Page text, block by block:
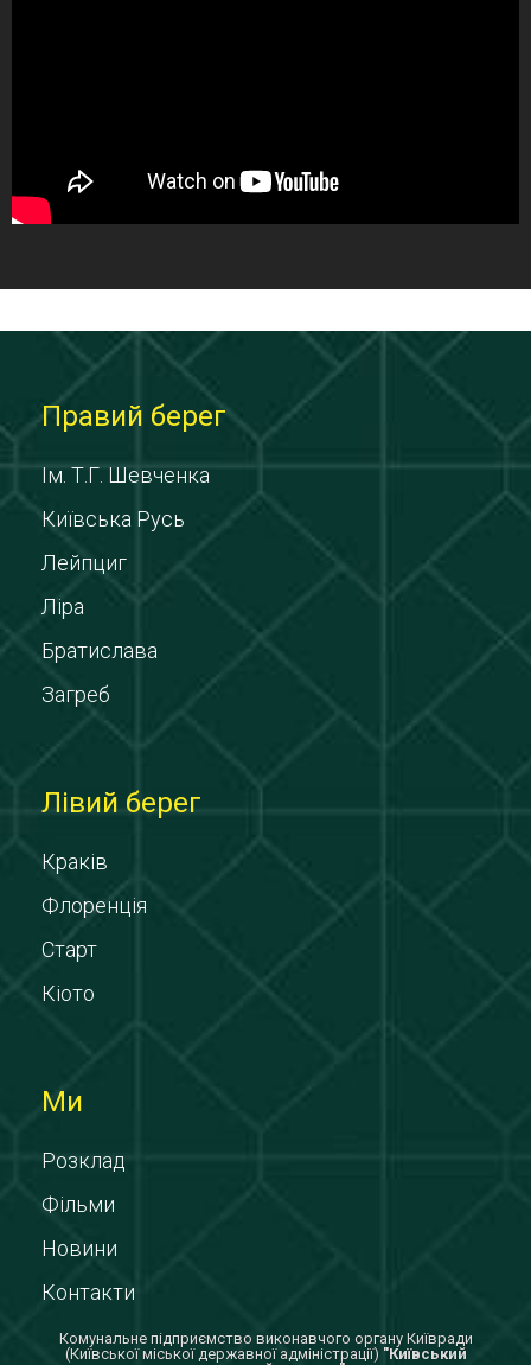
Правий берег
Ім. Т.Г. Шевченка
Київська Русь
Лейпциг
Ліра
Братислава
Загреб
Лівий берег
Краків
Флоренція
Старт
Кіото
Ми
Розклад
Фільми
Новини
Контакти
Комунальне підприємство виконавчого органу Київради
(Київської міської державної адміністрації) "Київський